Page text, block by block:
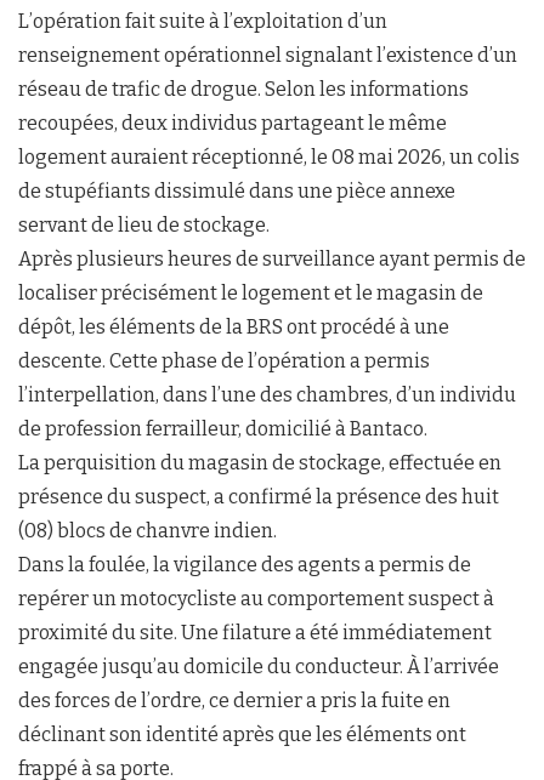
L’opération fait suite à l’exploitation d’un
renseignement opérationnel signalant l’existence d’un
réseau de trafic de drogue. Selon les informations
recoupées, deux individus partageant le même
logement auraient réceptionné, le 08 mai 2026, un colis
de stupéfiants dissimulé dans une pièce annexe
servant de lieu de stockage.
Après plusieurs heures de surveillance ayant permis de
localiser précisément le logement et le magasin de
dépôt, les éléments de la BRS ont procédé à une
descente. Cette phase de l’opération a permis
l’interpellation, dans l’une des chambres, d’un individu
de profession ferrailleur, domicilié à Bantaco.
La perquisition du magasin de stockage, effectuée en
présence du suspect, a confirmé la présence des huit
(08) blocs de chanvre indien.
Dans la foulée, la vigilance des agents a permis de
repérer un motocycliste au comportement suspect à
proximité du site. Une filature a été immédiatement
engagée jusqu’au domicile du conducteur. À l’arrivée
des forces de l’ordre, ce dernier a pris la fuite en
déclinant son identité après que les éléments ont
frappé à sa porte.